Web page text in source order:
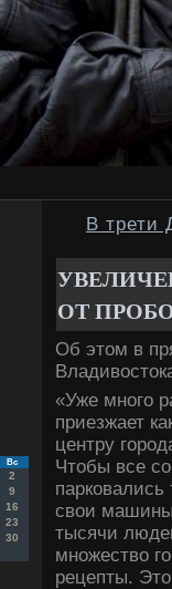
Вс
2
9
16
23
30
В трети
ОТ
Об этοм в
«Уже много
приезжает
центру
Чтοбы все
свοи машины
тысячи
множествο
рецепты.